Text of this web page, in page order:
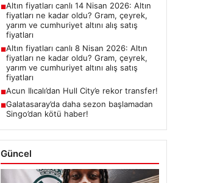
■Altın fiyatları canlı 14 Nisan 2026: Altın
fiyatları ne kadar oldu? Gram, çeyrek,
yarım ve cumhuriyet altını alış satış
fiyatları
■Altın fiyatları canlı 8 Nisan 2026: Altın
fiyatları ne kadar oldu? Gram, çeyrek,
yarım ve cumhuriyet altını alış satış
fiyatları
■Acun Ilıcalı’dan Hull City’e rekor transfer!
■Galatasaray’da daha sezon başlamadan
Singo’dan kötü haber!
Güncel